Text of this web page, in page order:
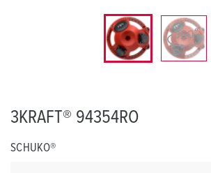
3KRAFT® 94354RO
SCHUKO®